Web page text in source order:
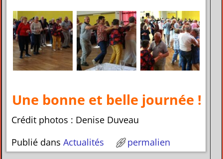
Une bonne et belle journée !
Crédit photos : Denise Duveau
Publié dans Actualités permalien